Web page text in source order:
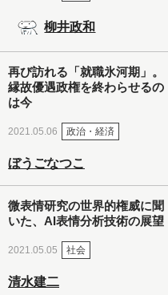
柳井政和
再び訪れる「就職氷河期」。
縁故優遇政権を終わらせるの
は今
2021.05.06 政治・経済
ぼうごなつこ
微表情研究の世界的権威に聞
いた、AI表情分析技術の展望
2021.05.05 社会
清水建二